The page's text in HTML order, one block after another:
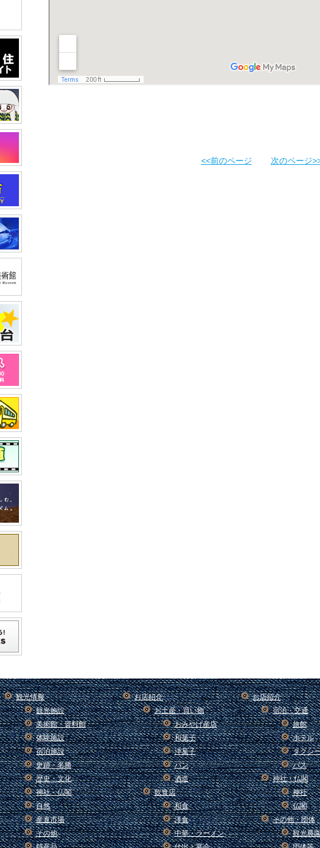
<<前のページ 次のページ
観光情報
観光施設
美術館・資料館
体験施設
宿泊施設
史跡・名勝
歴史・文化
神社・仏閣
自然
産直市場
その他
お店紹介
お土産・買い物
おみやげ産店
和菓子
洋菓子
パン
酒造
飲食店
和食
洋食
中華・ラーメン
お店紹介
宿泊・交通
旅館
ホテル
タクシ
バス
神社・仏閣
神社
仏閣
その他・団体
観光農